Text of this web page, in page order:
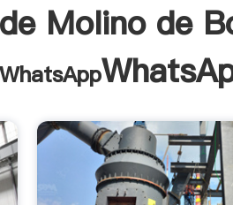
Molino de